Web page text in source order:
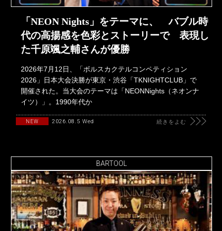
「NEON Nights」をテーマに、 バブル時
代の高揚感を色彩とストーリーで 表現し
た千原颯之輔さんが優勝
2026年7月12日、「ボルスカクテルコンペティション
2026」日本大会決勝が東京・渋谷「TKNIGHTCLUB」で
開催された。当大会のテーマは「NEONNights（ネオンナ
イツ）」。1990年代か
NEW 2026.08.5 Wed 続きをよむ
BARTOOL